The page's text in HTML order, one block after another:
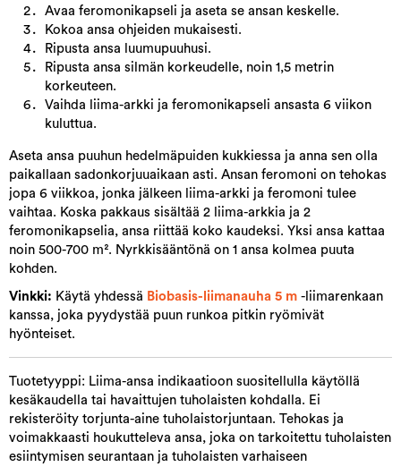
Avaa feromonikapseli ja aseta se ansan keskelle.
Kokoa ansa ohjeiden mukaisesti.
Ripusta ansa luumupuuhusi.
Ripusta ansa silmän korkeudelle, noin 1,5 metrin
korkeuteen.
Vaihda liima-arkki ja feromonikapseli ansasta 6 viikon
kuluttua.
Aseta ansa puuhun hedelmäpuiden kukkiessa ja anna sen olla
paikallaan sadonkorjuuaikaan asti. Ansan feromoni on tehokas
jopa 6 viikkoa, jonka jälkeen liima-arkki ja feromoni tulee
vaihtaa. Koska pakkaus sisältää 2 liima-arkkia ja 2
feromonikapselia, ansa riittää koko kaudeksi. Yksi ansa kattaa
noin 500-700 m². Nyrkkisääntönä on 1 ansa kolmea puuta
kohden.
Vinkki: Käytä yhdessä Biobasis-liimanauha 5 m​ -liimarenkaan
kanssa, joka pyydystää puun runkoa pitkin ryömivät
hyönteiset.
Tuotetyyppi: Liima-ansa indikaatioon suositellulla käytöllä
kesäkaudella tai havaittujen tuholaisten kohdalla. Ei
rekisteröity torjunta-aine tuholaistorjuntaan. Tehokas ja
voimakkaasti houkutteleva ansa, joka on tarkoitettu tuholaisten
esiintymisen seurantaan ja tuholaisten varhaiseen